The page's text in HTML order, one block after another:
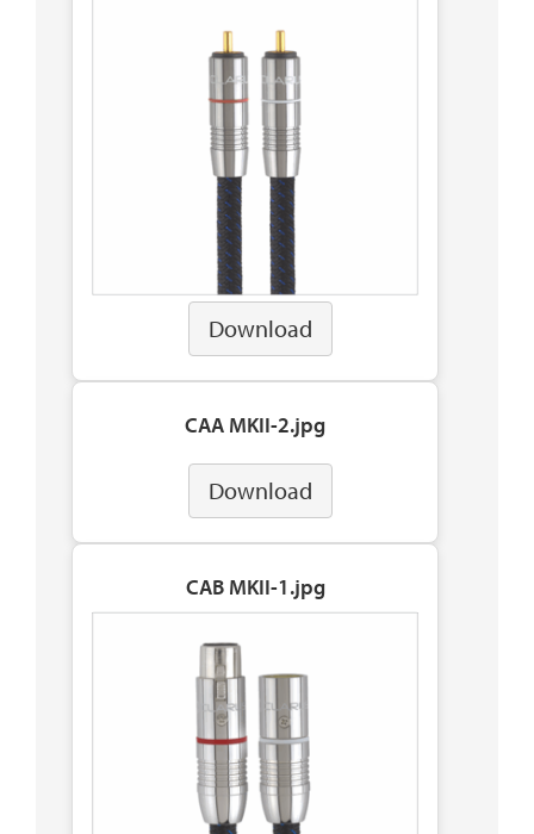
Download
CAA MKII-2.jpg
Download
CAB MKII-1.jpg